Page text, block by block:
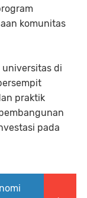
komunitas
universitas di
praktik
pada